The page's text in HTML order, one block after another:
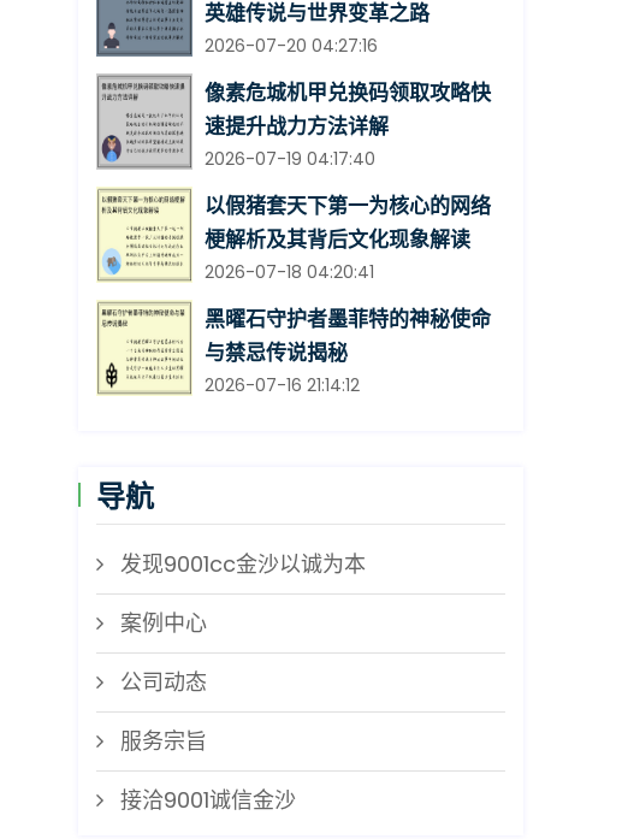
英雄传说与世界变革之路
2026-07-20 04:27:16
像素危城机甲兑换码领取攻略快
速提升战力方法详解
2026-07-19 04:17:40
以假猪套天下第一为核心的网络
梗解析及其背后文化现象解读
2026-07-18 04:20:41
黑曜石守护者墨菲特的神秘使命
与禁忌传说揭秘
2026-07-16 21:14:12
导航
发现9001cc金沙以诚为本
案例中心
公司动态
服务宗旨
接洽9001诚信金沙